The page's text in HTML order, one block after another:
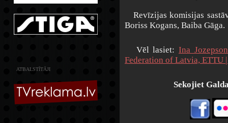
ATBALSTĪTĀJI
Revīzijas komisijas
Boriss Kogans, Baiba Gāga.
Vēl lasiet: Ina
Federation of Latvia, ETTU
Sekojiet